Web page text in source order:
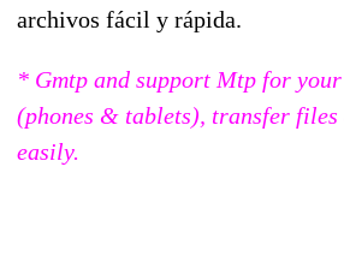
archivos fácil y rápida.
* Gmtp and support Mtp for
(phones & tablets), transfer
easily.